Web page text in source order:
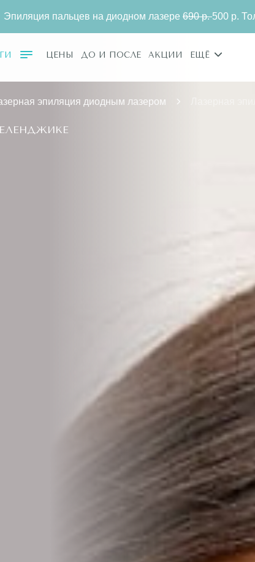
ЦЕНЫ ДО И ПОСЛЕ АКЦИИ ЕЩЁ
эпиляция диодным лазером
лазере690 р.500 р. Только для новых клиентов.